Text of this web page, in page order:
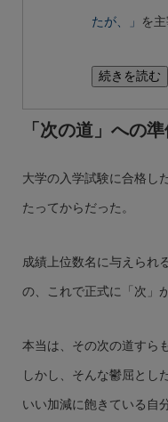
たが、」 を
続きを読む
「次の道」への
大学の入学試験に合格し
たってからだった。
成績上位数名に与えられ
の、これで正式に「次」
本当は、その次の道すら
しかし、そんな鬱屈とし
いい加減に飽きている自